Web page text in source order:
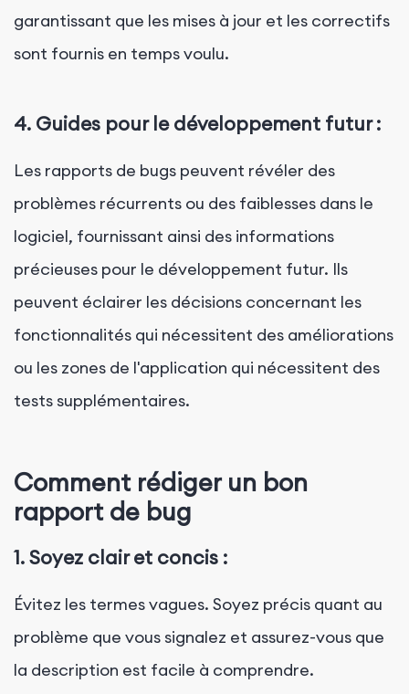
garantissant que les mises à jour et les correctifs
sont fournis en temps voulu.
4. Guides pour le développement futur :
Les rapports de bugs peuvent révéler des
problèmes récurrents ou des faiblesses dans le
logiciel, fournissant ainsi des informations
précieuses pour le développement futur. Ils
peuvent éclairer les décisions concernant les
fonctionnalités qui nécessitent des améliorations
ou les zones de l'application qui nécessitent des
tests supplémentaires.
Comment rédiger un bon
rapport de bug
1. Soyez clair et concis :
Évitez les termes vagues. Soyez précis quant au
problème que vous signalez et assurez-vous que
la description est facile à comprendre.